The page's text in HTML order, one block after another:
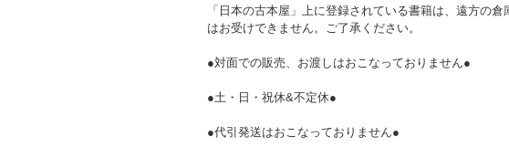
「日本の古本屋」上に登録されている書籍は、遠方の
はお受けできません。ご了承ください。
●対面での販売、お渡しはおこなっておりません●
●土・日・祝休&不定休●
●代引発送はおこなっておりません●